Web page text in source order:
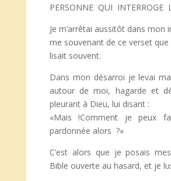
PERSONNE QUI INTERROGE
Je m’arrêtai aussitôt dans mon
me souvenant de ce verset
lisait souvent.
Dans mon désarroi je levai
autour de moi, hagarde et
pleurant à Dieu, lui disant :
«Mais !Comment je peux
pardonnée alors ?»
C’est alors que je posais
Bible ouverte au hasard, et je